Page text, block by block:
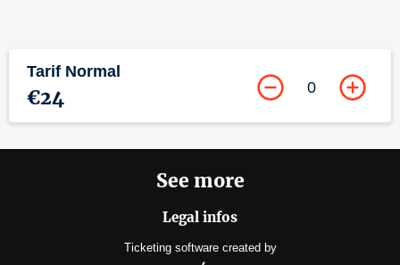
Tarif Normal
€24 0
See more
Legal infos
Ticketing software created by